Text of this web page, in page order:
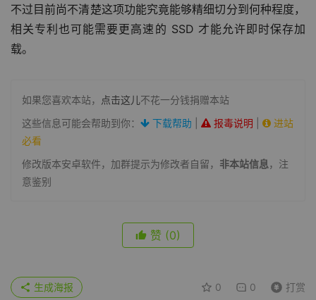
不过目前尚不清楚这项功能究竟能够精细切分到何种程度，
相关专利也可能需要更高速的 SSD 才能允许即时保存加
载。
如果您喜欢本站， 点击这儿不花一分钱捐赠本站
这些信息可能会帮助到你：
下载帮助 报毒说明
进站
必看
修改版本安卓软件，加群提示为修改者自留， 非本站信息，注
意鉴别
赞 (0)
0 0 打赏
生成海报